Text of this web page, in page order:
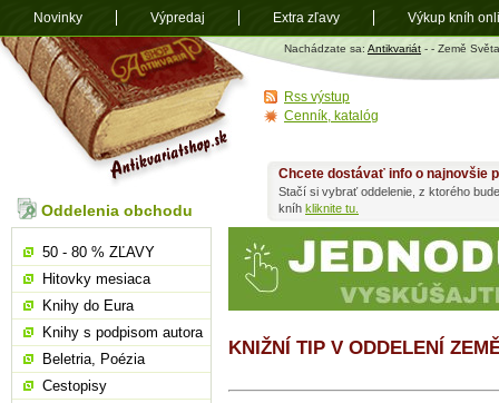
Antikvariát
shop.sk
Nachádzate sa: Antikvariát - - Země Světa
KNIŽNÍ TIP V ODDELENÍ
Chcete dostávať info o najnovšie
Stačí si vybrať oddelenie, z ktorého
kníh kliknite tu.
Oddelenia obchodu
50 - 80 % ZĽAVY
Hitovky mesiaca
Knihy do Eura
Knihy s podpisom autora
Beletria, Poézia
Cestopisy
Rss výstup
Cenník, katalóg
Novinky Výpredaj Extra zľavy Výkup kníh